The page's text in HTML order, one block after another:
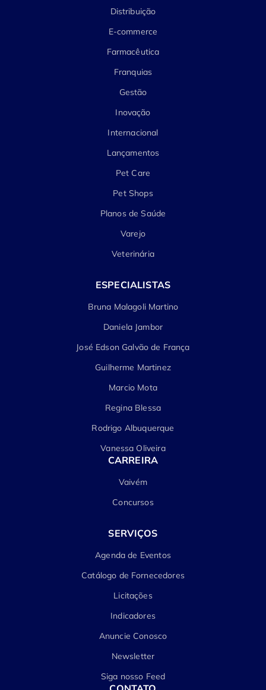
Distribuição
E-commerce
Farmacêutica
Franquias
Gestão
Inovação
Internacional
Lançamentos
Pet Care
Pet Shops
Planos de Saúde
Varejo
Veterinária
ESPECIALISTAS
Bruna Malagoli Martino
Daniela Jambor
José Edson Galvão de França
Guilherme Martinez
Marcio Mota
Regina Blessa
Rodrigo Albuquerque
Vanessa Oliveira
CARREIRA
Vaivém
Concursos
SERVIÇOS
Agenda de Eventos
Catálogo de Fornecedores
Licitações
Indicadores
Anuncie Conosco
Newsletter
Siga nosso Feed